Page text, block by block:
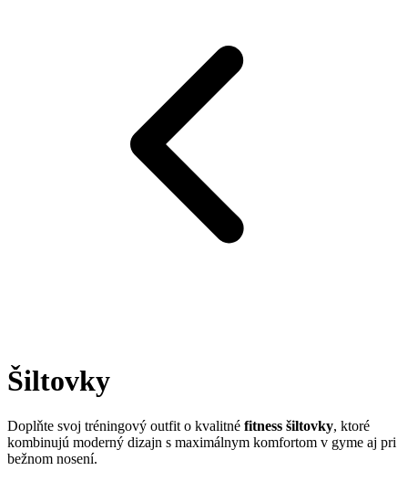
Šiltovky
Doplňte svoj tréningový outfit o kvalitné fitness šiltovky, ktoré
kombinujú moderný dizajn s maximálnym komfortom v gyme aj pri
bežnom nosení.